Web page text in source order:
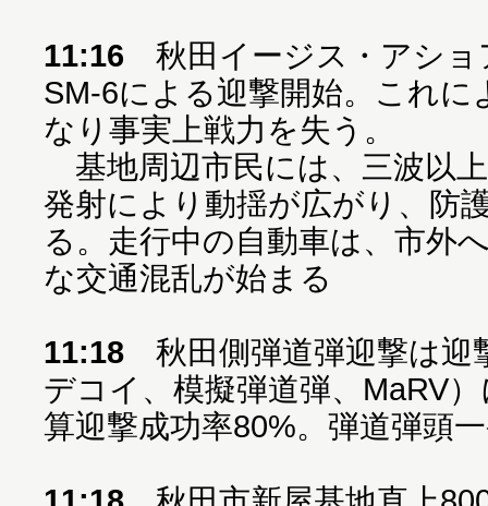
11:16 秋田イージス・アショ
SM-6による迎撃開始。これ
なり事実上戦力を失う。
基地周辺市民には、三波以
発射により動揺が広がり、防
る。走行中の自動車は、市外
な交通混乱が始まる
11:18 秋田側弾道弾迎撃は迎
デコイ、模擬弾道弾、MaRV
算迎撃成功率80%。弾道弾頭